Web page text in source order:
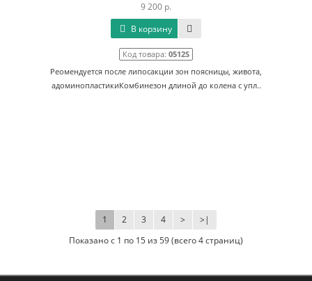
9 200 р.
В корзину
Код товара: 0512S
Реомендуется после липосакции зон поясницы, живота,
адоминопластикиКомбинезон длиной до колена с упл..
1 2 3 4 > >|
Показано с 1 по 15 из 59 (всего 4 страниц)